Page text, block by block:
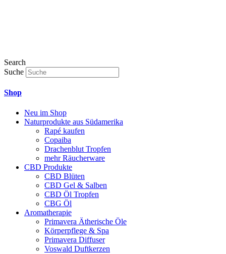
Search
Suche
Shop
Neu im Shop
Naturprodukte aus Südamerika
Rapé kaufen
Copaiba
Drachenblut Tropfen
mehr Räucherware
CBD Produkte
CBD Blüten
CBD Gel & Salben
CBD Öl Tropfen
CBG Öl
Aromatherapie
Primavera Ätherische Öle
Körperpflege & Spa
Primavera Diffuser
Voswald Duftkerzen